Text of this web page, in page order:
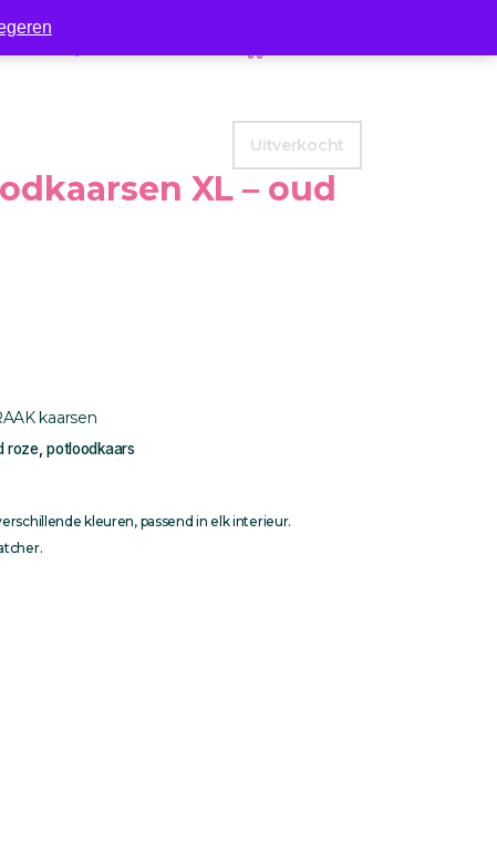
Zakelijk Contact
Uitverkocht
XL – oud
kaarsen
roze,potloodkaars
kleuren, passend in elk interieur.